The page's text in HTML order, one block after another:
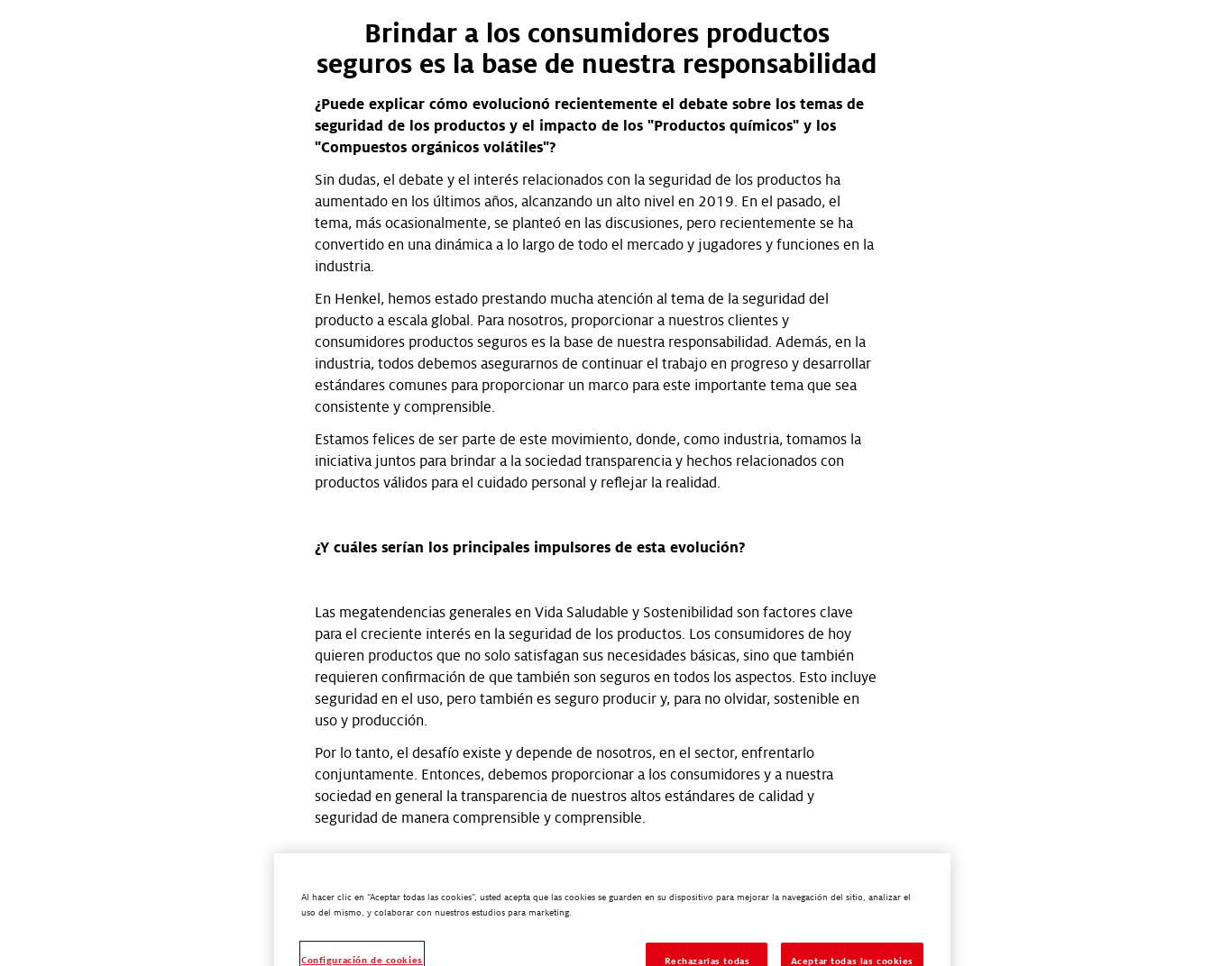
Brindar a los consumidores productos
seguros es la base de nuestra responsabilidad
¿Puede explicar cómo evolucionó recientemente el debate sobre los temas de
seguridad de los productos y el impacto de los "Productos químicos" y los
"Compuestos orgánicos volátiles"?
Sin dudas, el debate y el interés relacionados con la seguridad de los productos ha
aumentado en los últimos años, alcanzando un alto nivel en 2019. En el pasado, el
tema, más ocasionalmente, se planteó en las discusiones, pero recientemente se ha
convertido en una dinámica a lo largo de todo el mercado y jugadores y funciones en la
industria.
En Henkel, hemos estado prestando mucha atención al tema de la seguridad del
producto a escala global. Para nosotros, proporcionar a nuestros clientes y
consumidores productos seguros es la base de nuestra responsabilidad. Además, en la
industria, todos debemos asegurarnos de continuar el trabajo en progreso y desarrollar
estándares comunes para proporcionar un marco para este importante tema que sea
consistente y comprensible.
Estamos felices de ser parte de este movimiento, donde, como industria, tomamos la
iniciativa juntos para brindar a la sociedad transparencia y hechos relacionados con
productos válidos para el cuidado personal y reflejar la realidad.
¿Y cuáles serían los principales impulsores de esta evolución?
Las megatendencias generales en Vida Saludable y Sostenibilidad son factores clave
para el creciente interés en la seguridad de los productos. Los consumidores de hoy
quieren productos que no solo satisfagan sus necesidades básicas, sino que también
requieren confirmación de que también son seguros en todos los aspectos. Esto incluye
seguridad en el uso, pero también es seguro producir y, para no olvidar, sostenible en
uso y producción.
Por lo tanto, el desafío existe y depende de nosotros, en el sector, enfrentarlo
conjuntamente. Entonces, debemos proporcionar a los consumidores y a nuestra
sociedad en general la transparencia de nuestros altos estándares de calidad y
seguridad de manera comprensible y comprensible.
Al hacer clic en “Aceptar todas las cookies”, usted acepta que las cookies se guarden en su dispositivo para mejorar la navegación del sitio, analizar el
uso del mismo, y colaborar con nuestros estudios para marketing.
Configuración de cookies Rechazarlas todas Aceptar todas las cookies